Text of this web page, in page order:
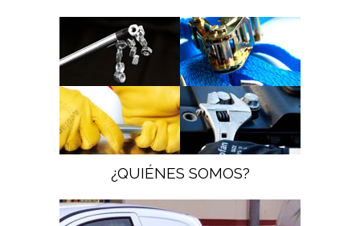
¿QUIÉNES SOMOS?